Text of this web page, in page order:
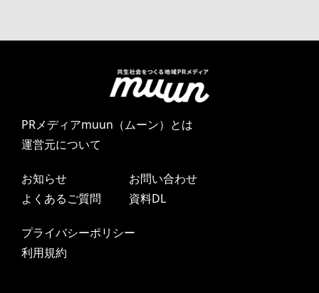
PRメディアmuun（ムーン）とは
運営元について
お知らせ
よくあるご質問
お問い合わせ
資料DL
プライバシーポリシー
利用規約